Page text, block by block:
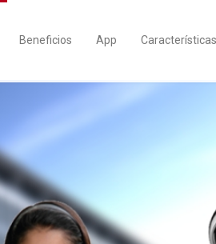
Beneficios App Características